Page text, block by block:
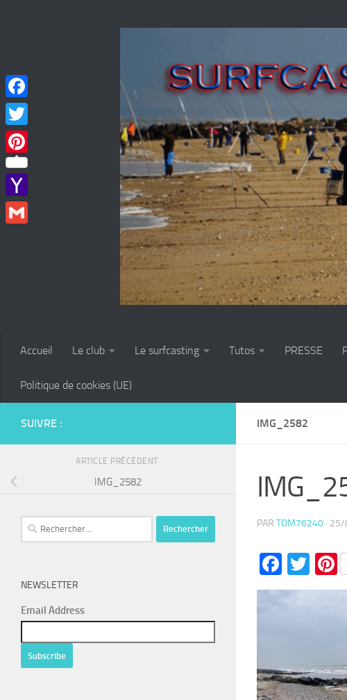
Accueil Le club Le surfcasting Tutos PRESSE
Politique de cookies (UE)
IMG_2582
PAR TOM76240 · 25/
SUIVRE :
ARTICLE PRÉCÉDENT
IMG_2582
Rechercher :
NEWSLETTER
Email Address
Facebook
Twitter
Pinterest
Yahoo